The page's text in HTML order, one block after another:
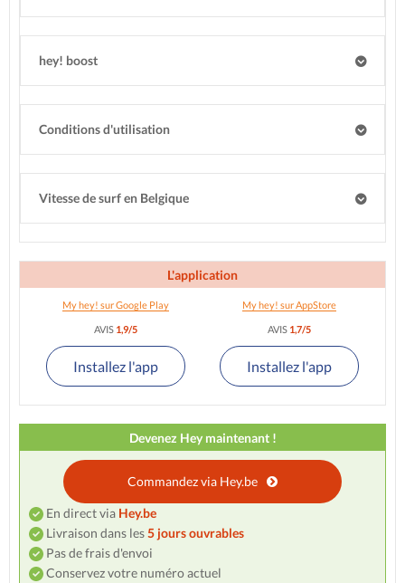
hey! boost
Conditions d'utilisation
Vitesse de surf en Belgique
L'application
My hey! sur Google Play
AVIS 1,9/5
Installez l'app
My hey! sur AppStore
AVIS 1,7/5
Installez l'app
Devenez Hey maintenant !
En direct via Hey.be
Livraison dans les5 jours ouvrables
Pas de frais d'envoi
Conservez votre numéro actuel
Commandez via Hey.be